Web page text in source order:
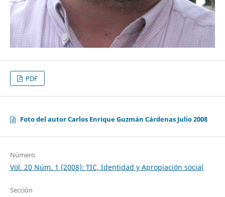
PDF
Foto del autor Carlos Enrique Guzmán Cárdenas Julio 2008
Número
Vol. 20 Núm. 1 (2008): TIC, Identidad y Apropiación social
Sección